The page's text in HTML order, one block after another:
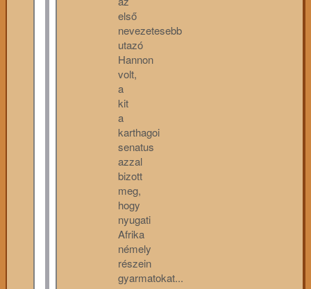
első
nevezetesebb
utazó
Hannon
volt,
a
kit
a
karthagoi
senatus
azzal
bizott
meg,
hogy
nyugati
Afrika
némely
részein
gyarmatokat...